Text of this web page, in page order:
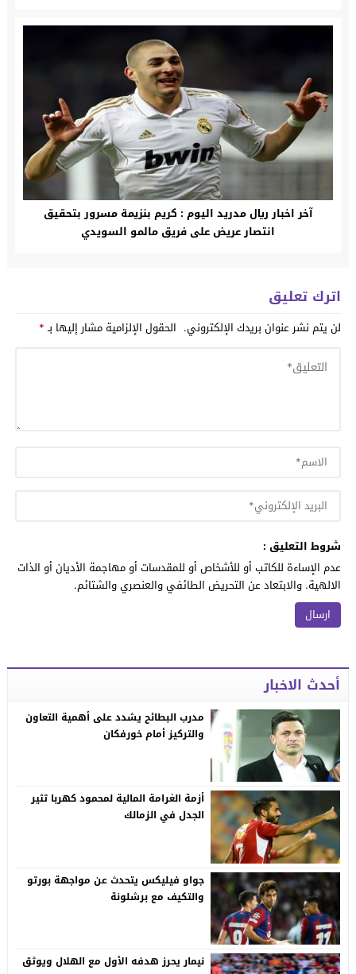
آخر اخبار ريال مدريد اليوم : كريم بنزيمة مسرور بتحقيق
انتصار عريض على فريق مالمو السويدي
اترك تعليق
لن يتم نشر عنوان بريدك الإلكتروني. الحقول الإلزامية مشار إليها بـ*
شروط التعليق :
عدم الإساءة للكاتب أو للأشخاص أو للمقدسات أو مهاجمة الأديان أو الذات
الالهية. والابتعاد عن التحريض الطائفي والعنصري والشتائم.
أحدث الاخبار
مدرب البطائح يشدد على أهمية التعاون
والتركيز أمام خورفكان
أزمة الغرامة المالية لمحمود كهربا تثير
الجدل في الزمالك
جواو فيليكس يتحدث عن مواجهة بورتو
والتكيف مع برشلونة
نيمار يحرز هدفه الأول مع الهلال ويوثق